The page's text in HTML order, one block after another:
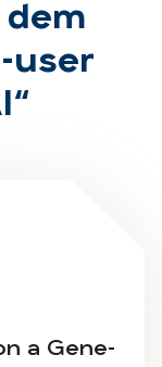
user
a Ge­ne­